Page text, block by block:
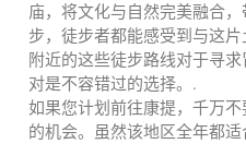
庙，将文化与自然完美融合
步，徒步者都能感受到与这
附近的这些徒步路线对于寻
对是不容错过的选择。.
如果您计划前往康提，千万
的机会。虽然该地区全年都